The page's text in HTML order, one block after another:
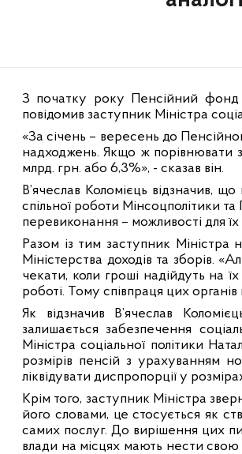
З початку року Пенсійний фонд
повідомив заступник Міністра
«За січень – вересень до
надходжень. Якщо ж порівнювати
млрд. грн. або 6,3%», - сказав він.
В’ячеслав Коломієць відзначив,
спільної роботи Мінсоцполітики
перевиконання – можливості для
Разом із тим заступник
Міністерства доходів та зборів.
чекати, коли гроші надійдуть на
роботі. Тому співпраця цих
Як відзначив В’ячеслав
залишається забезпечення
Міністра соціальної політики
розмірів пенсій з урахуванням
ліквідувати диспропорції у
Крім того, заступник Міністра
його словами, це стосується як
самих послуг. До вирішення цих
влади на місцях мають нести свою